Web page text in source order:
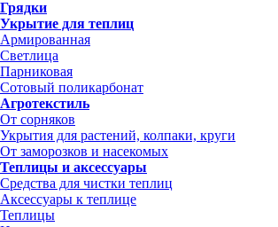
Грядки
Укрытие для теплиц
Армированная
Светлица
Парниковая
Сотовый поликарбонат
Агротекстиль
От сорняков
Укрытия для растений, колпаки, круги
От заморозков и насекомых
Теплицы и аксессуары
Средства для чистки теплиц
Аксессуары к теплице
Теплицы